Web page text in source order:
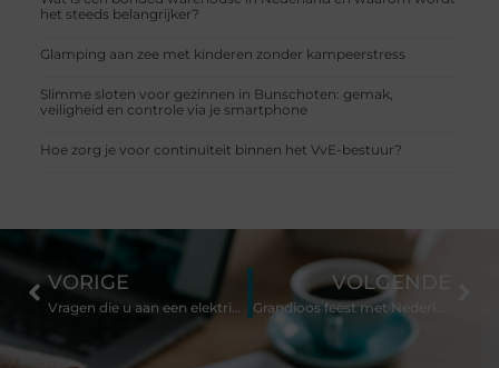
het steeds belangrijker?
Glamping aan zee met kinderen zonder kampeerstress
Slimme sloten voor gezinnen in Bunschoten: gemak,
veiligheid en controle via je smartphone
Hoe zorg je voor continuïteit binnen het VvE-bestuur?
VORIGE
Vragen die u aan een elektricien moet stellen voordat u ze inhuurt
VOLGENDE